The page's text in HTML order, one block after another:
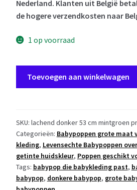
Nederland. Klanten uit België
de hogere verzendkosten naar
1 op voorraad
Levensechte
body
pop
Naomi
donker
met
kleding
Toevoegen aan winkelwagen
SKU: lachend donker 53 cm mintgroen
Categorieën: Babypoppen grote maat
kleding, Levensechte Babypoppen
getinte huidskleur, Poppen geschikt
Tags: babypop die babykleding past,
babypop, donkere babypop, grote